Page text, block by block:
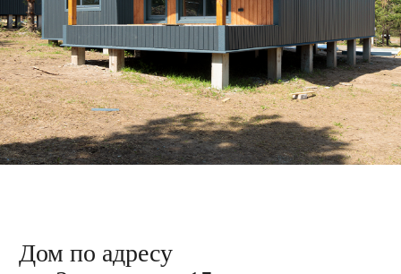
Завершили обрешётку каркаса и кровли